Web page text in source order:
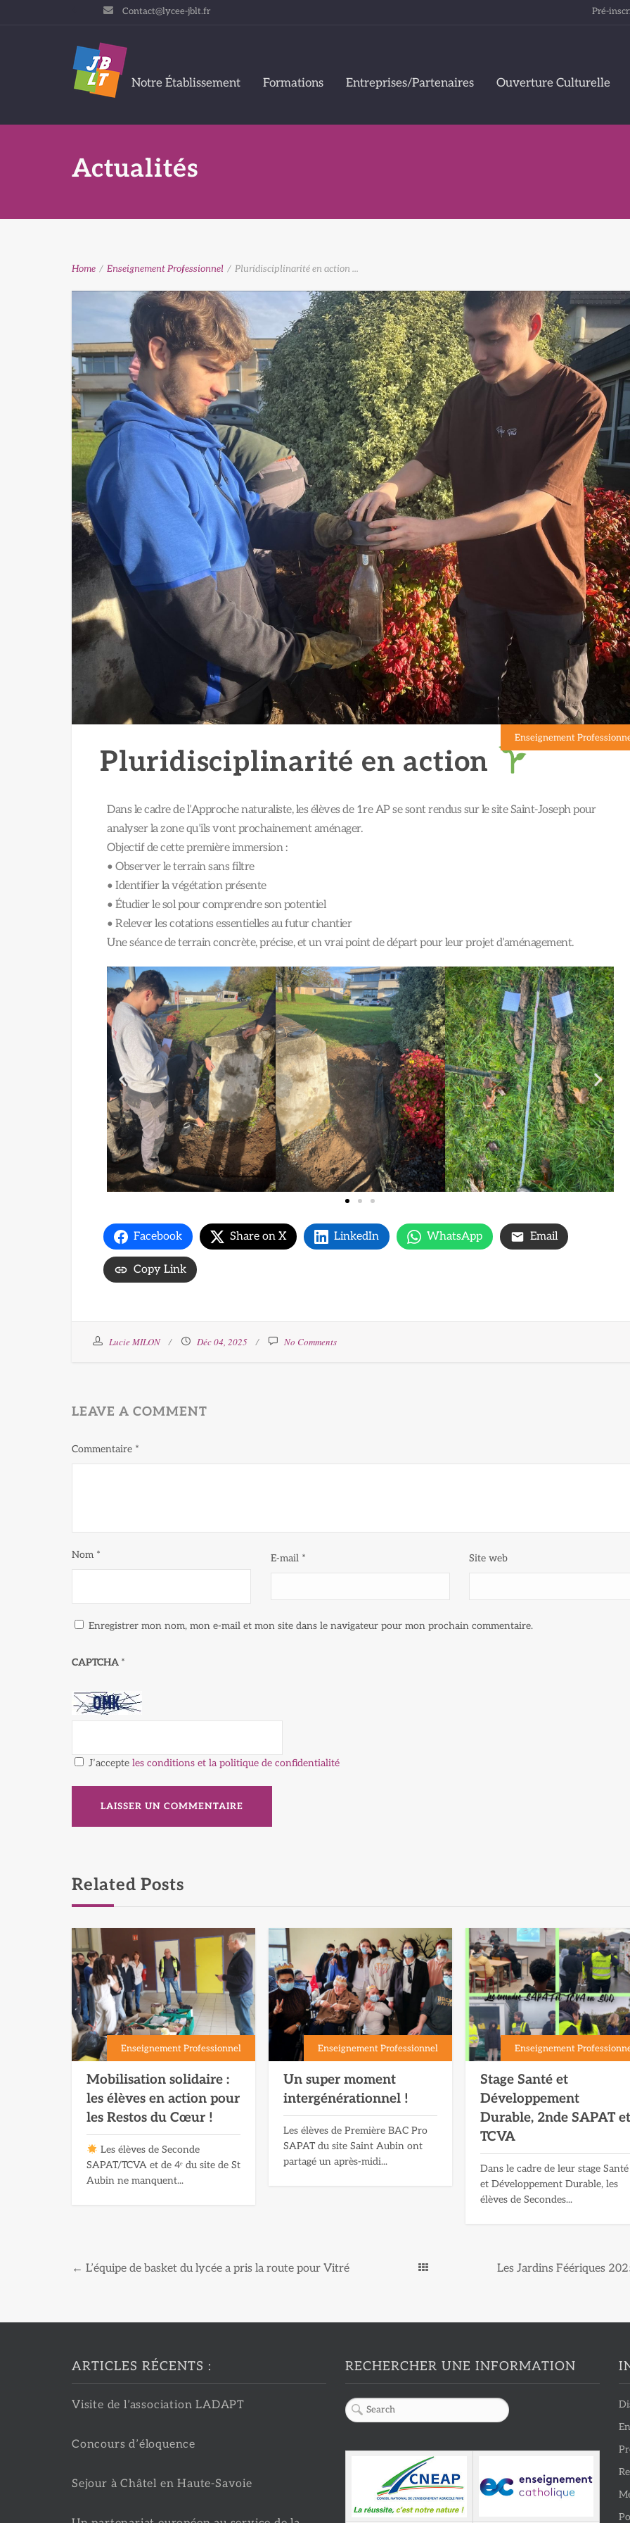
Contact@lycee-jblt.fr Pré-
Notre Établissement Formations Entreprises/Partenaires Ouverture Culturelle
Actualités
Home / Enseignement Professionnel / Pluridisciplinarité en action ...
Enseignement
Pluridisciplinarité en action
Dans le cadre de l’Approche naturaliste, les élèves de 1re AP se sont rendus sur le site Saint-Joseph pour
analyser la zone qu’ils vont prochainement aménager.
Objectif de cette première immersion :
• Observer le terrain sans filtre
• Identifier la végétation présente
• Étudier le sol pour comprendre son potentiel
• Relever les cotations essentielles au futur chantier
Une séance de terrain concrète, précise, et un vrai point de départ pour leur projet d’aménagement.
Facebook Share on X LinkedIn WhatsApp Email
Copy Link
Lucie MILON Déc 04, 2025 No Comments
LEAVE A COMMENT
Commentaire *
Nom * E-mail * Site web
Enregistrer mon nom, mon e-mail et mon site dans le navigateur pour mon prochain commentaire.
CAPTCHA *
J’accepte les conditions et la politique de confidentialité
Related Posts
Enseignement Professionnel
Mobilisation solidaire :
les élèves en action pour
les Restos du Cœur !
Les élèves de Seconde
SAPAT/TCVA et de 4ᵉ du site de St
Aubin ne manquent...
Enseignement Professionnel
Un super moment
intergénérationnel !
Les élèves de Première BAC Pro
SAPAT du site Saint Aubin ont
partagé un après-midi...
Enseignement
Stage Santé et
Développement
Durable, 2nde SAPAT et
TCVA
Dans le cadre de leur stage Santé
et Développement Durable, les
élèves de Secondes...
← L’équipe de basket du lycée a pris la route pour Vitré Les Jardins Féériques
ARTICLES RÉCENTS :
Visite de l’association LADAPT
Concours d’éloquence
Sejour à Châtel en Haute-Savoie
RECHERCHER UNE INFORMATION